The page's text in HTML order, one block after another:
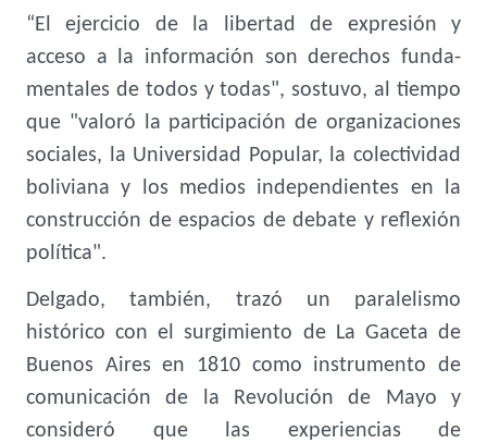
“El ejercicio de la libertad de expresión y
acceso a la información son derechos funda-
mentales de todos y todas", sostuvo, al tiempo
que "valoró la participación de organizaciones
sociales, la Universidad Popular, la colectividad
boliviana y los medios independientes en la
construcción de espacios de debate y reflexión
política".
Delgado, también, trazó un paralelismo
histórico con el surgimiento de La Gaceta de
Buenos Aires en 1810 como instrumento de
comunicación de la Revolución de Mayo y
consideró que las experiencias de